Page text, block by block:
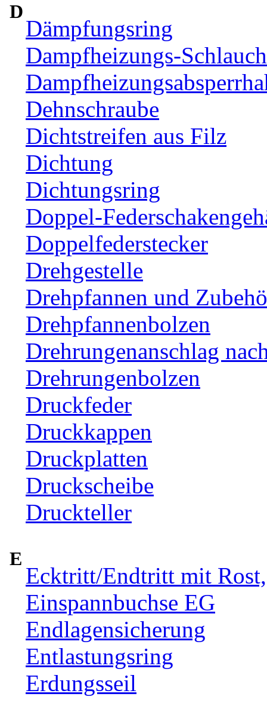
D
Dämpfungsring
Dampfheizungs-
Dehnschraube
Dichtstreifen aus Filz
Dichtung
Dichtungsring
Doppel-
Doppelfederstecker
Drehgestelle
Drehpfannen und
Drehpfannenbolzen
Drehrungenanschlag
Drehrungenbolzen
Druckfeder
Druckkappen
Druckplatten
Druckscheibe
Druckteller
E
Ecktritt/Endtritt mit
Einspannbuchse EG
Endlagensicherung
Entlastungsring
Erdungsseil